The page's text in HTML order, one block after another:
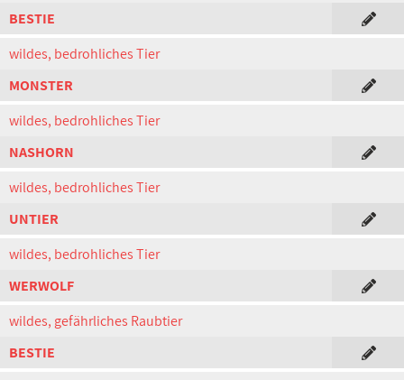
BESTIE
wildes, bedrohliches Tier
MONSTER
wildes, bedrohliches Tier
NASHORN
wildes, bedrohliches Tier
UNTIER
wildes, bedrohliches Tier
WERWOLF
wildes, gefährliches Raubtier
BESTIE